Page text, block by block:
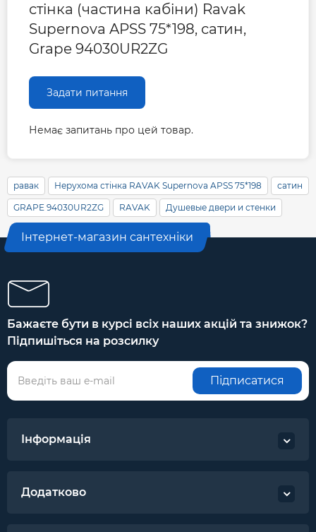
стінка (частина кабіни) Ravak
Supernova APSS 75*198, сатин,
Grape 94030UR2ZG
Задати питання
Немає запитань про цей товар.
равак Нерухома стінка RAVAK Supernova APSS 75*198 сатин
GRAPE 94030UR2ZG RAVAK Душевые двери и стенки
Інтернет-магазин сантехніки
Бажаєте бути в курсі всіх наших акцій та знижок?
Підпишіться на розсилку
Підписатися
Інформація
Додатково